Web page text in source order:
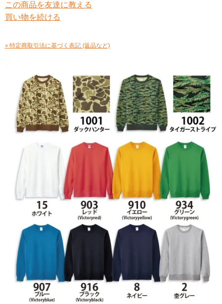
この商品を友達に教える
買い物を続ける
» 特定商取引法に基づく表記 (返品など)